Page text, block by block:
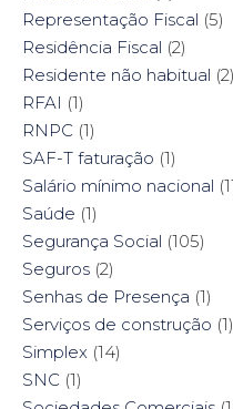
Representação Fiscal (5)
Residência Fiscal (2)
Residente não habitual (2)
RFAI (1)
RNPC (1)
SAF-T faturação (1)
Salário mínimo nacional
Saúde (1)
Segurança Social (105)
Seguros (2)
Senhas de Presença (1)
Serviços de construção (1)
Simplex (14)
SNC (1)